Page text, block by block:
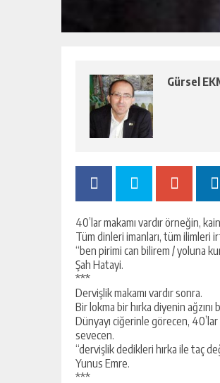
Gürsel
40’lar makamı vardır örneğin,
Tüm dinleri imanları, tüm ilimleri
“ben pirimi can bilirem / yoluna
Şah Hatayi.
***
Dervişlik makamı vardır sonra.
Bir lokma bir hırka diyenin
Dünyayı ciğerinle görecen,
sevecen.
“dervişlik dedikleri hırka ile taç
Yunus Emre.
***